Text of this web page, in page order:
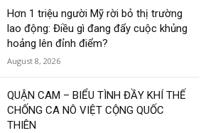
Hơn 1 triệu người Mỹ rời bỏ thị trường
lao động: Điều gì đang đẩy cuộc khủng
hoảng lên đỉnh điểm?
August 8, 2026
QUẬN CAM – BIỂU TÌNH ĐẦY KHÍ THẾ
CHỐNG CA NÔ VIỆT CỘNG QUỐC
THIÊN